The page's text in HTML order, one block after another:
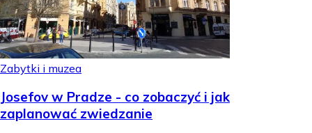
Zabytki i muzea
Josefov w Pradze - co zobaczyć i jak
zaplanować zwiedzanie